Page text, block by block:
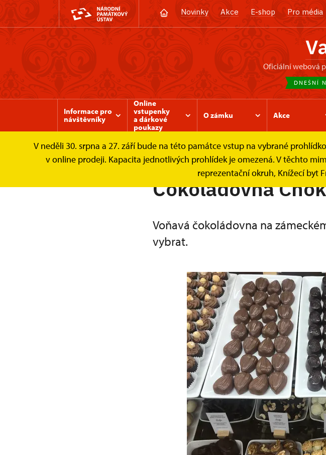
Novinky Akce E-shop Pro média
oficiální webová
DNEŠNÍ
Informace pro
návštěvníky
Online
vstupenky
a dárkové
poukazy
O zámku Akce
V neděli 30. srpna a 27. září bude na této památce vstup na vybrané
v online prodeji. Kapacita jednotlivých prohlídek je omezená. V těchto
reprezentační okruh, Knížecí byt
Zámek Valtice Zámecké služby Čokoládovna Chokolito
Čokoládovna
Voňavá čokoládovna na
vybrat.